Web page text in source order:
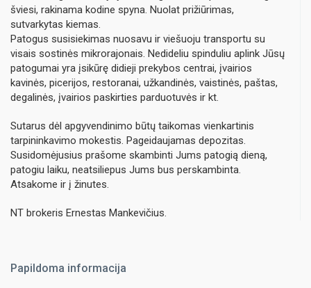
šviesi, rakinama kodine spyna. Nuolat prižiūrimas,
sutvarkytas kiemas.
Patogus susisiekimas nuosavu ir viešuoju transportu su
visais sostinės mikrorajonais. Nedideliu spinduliu aplink Jūsų
patogumai yra įsikūrę didieji prekybos centrai, įvairios
kavinės, picerijos, restoranai, užkandinės, vaistinės, paštas,
degalinės, įvairios paskirties parduotuvės ir kt.
Sutarus dėl apgyvendinimo būtų taikomas vienkartinis
tarpininkavimo mokestis. Pageidaujamas depozitas.
Susidomėjusius prašome skambinti Jums patogią dieną,
patogiu laiku, neatsiliepus Jums bus perskambinta.
Atsakome ir į žinutes.
NT brokeris Ernestas Mankevičius.
Papildoma informacija